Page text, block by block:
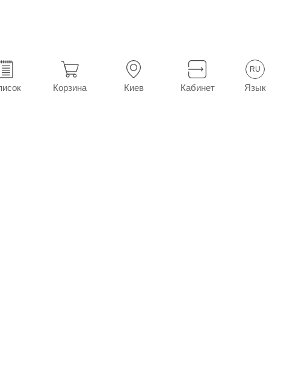
Корзина Киев Кабинет
RU
Язык
пор. фл. 19,55 г